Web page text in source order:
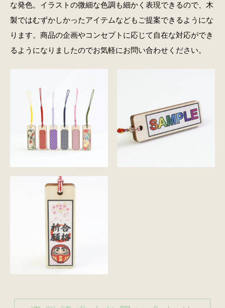
な発色。イラストの微細な色調も細かく表現できるので、木
製ではむずかしかったアイテムなどもご提案できるようにな
ります。商品の企画やコンセプトに応じて自在な対応ができ
るようになりましたのでお気軽にお問い合わせください。